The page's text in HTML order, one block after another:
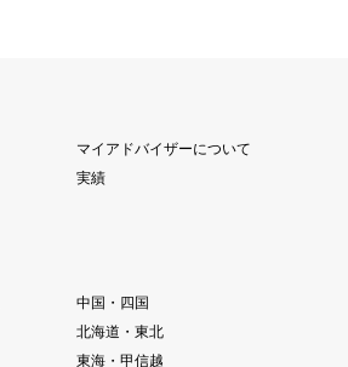
マイアドバイザーについて
実績
中国・四国
北海道・東北
東海・甲信越